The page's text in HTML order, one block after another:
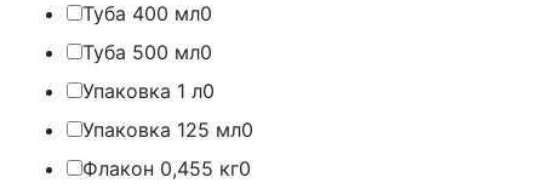
Туба 400 мл0
Туба 500 мл0
Упаковка 1 л0
Упаковка 125 мл0
Флакон 0,455 кг0